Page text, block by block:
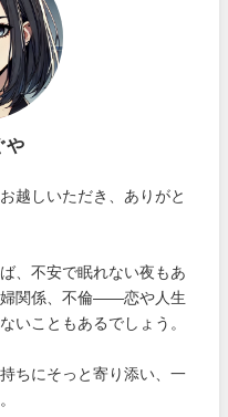
や
越しいただき、ありがと
、不安で眠れない夜もあ
婦関係、不倫――恋や人生
いこともあるでしょう。
ちにそっと寄り添い、一